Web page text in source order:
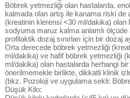
Böbrek yetmezliği olan hastalarda,
kalmada olan artış ile kanama riski de
(kreatinin klerensi <30 ml/dakika) olan
sodyuma maruz kalma anlamlı ölçüde
profilaktik dozaj sınırları için bir dozaj
Orta derecede böbrek yetmezliği
ml/dakika) ve hafif böbrek yetmezliği
ml/dakika) olan hastalarda herhangi
önerilmemekle birlikte, dikkatli klinik
(bkz. Pozoloji ve uygulama sekli:
Düşük Kilo: